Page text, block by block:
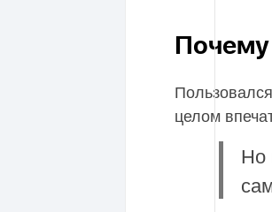
Почему
целом
Но